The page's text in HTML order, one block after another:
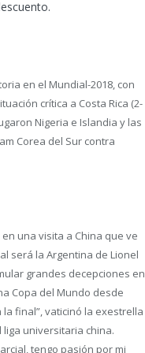
en el Mundial-2018, con
crítica a Costa Rica (2-
Nigeria e Islandia y las
Corea del Sur contra
una visita a China que ve
será la Argentina de Lionel
grandes decepciones en
Copa del Mundo desde
final”, vaticinó la exestrella
universitaria china.
tengo pasión por mi